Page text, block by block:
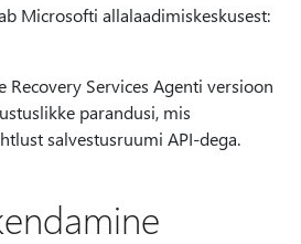
Microsofti allalaadimiskeskusest:
Recovery Services Agenti versioon
parandusi, mis
salvestusruumi API-dega.